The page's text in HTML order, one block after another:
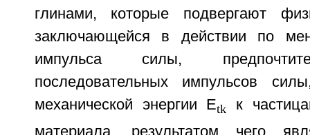
глинами, которые подвергают
заключающейся в действии по
импульса силы,
последовательных импульсов
механической энергии Etk
к